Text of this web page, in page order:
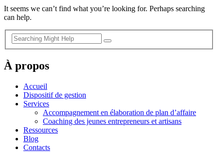
It seems we can’t find what you’re looking for. Perhaps searching
can help.
À propos
Accueil
Dispositif de gestion
Services
Accompagnement en élaboration de plan d’affaire
Coaching des jeunes entrepreneurs et artisans
Ressources
Blog
Contacts